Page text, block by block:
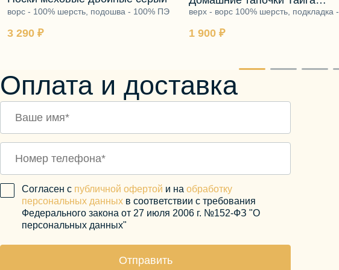
3 290 ₽
ворс - 100% шерсть, подошва - 100% ПЭ
1 900 ₽
чёрный
верх - ворс 100% шерсть, подкладка -
Оплата и доставка
Согласен с публичной офертой и на обработку
персональных данных в соответствии с требования
Федерального закона от 27 июля 2006 г. №152-ФЗ "О
персональных данных"
Отправить